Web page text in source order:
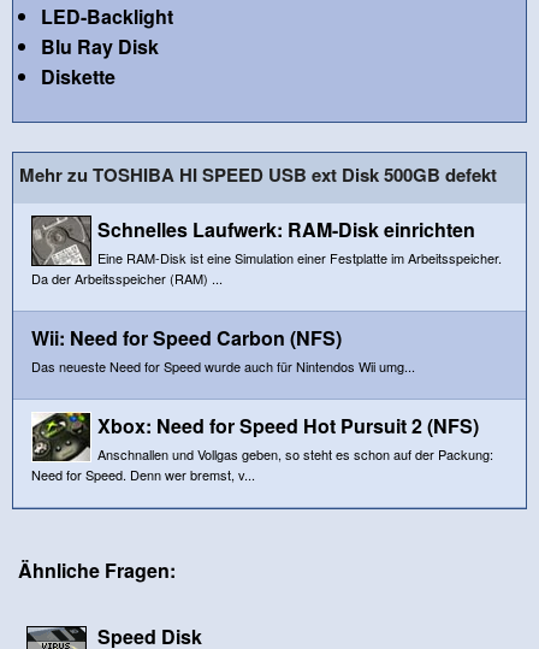
LED-Backlight
Blu Ray Disk
Diskette
Mehr zu TOSHIBA HI SPEED USB ext Disk 500GB defekt
Schnelles Laufwerk: RAM-Disk einrichten
Eine RAM-Disk ist eine Simulation einer Festplatte im Arbeitsspeicher.
Da der Arbeitsspeicher (RAM) ...
Wii: Need for Speed Carbon (NFS)
Das neueste Need for Speed wurde auch für Nintendos Wii umg...
Xbox: Need for Speed Hot Pursuit 2 (NFS)
Anschnallen und Vollgas geben, so steht es schon auf der Packung:
Need for Speed. Denn wer bremst, v...
Ähnliche Fragen:
Speed Disk